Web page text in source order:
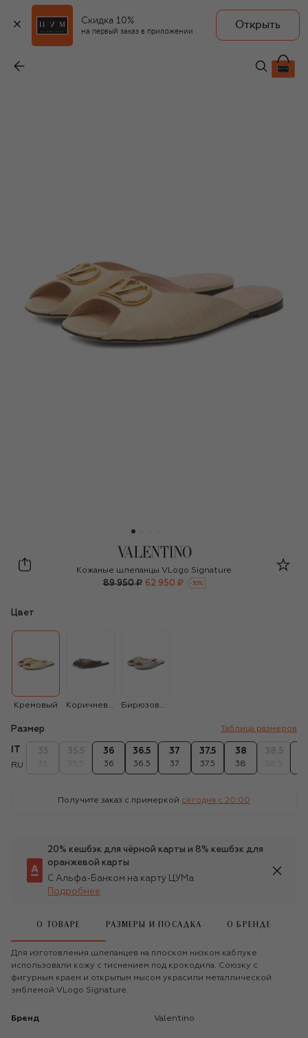
Скидка 10%
на первый заказ в приложении
Открыть
62 950 ₽
Valentino
Кожаные шлепанцы VLogo Signature
89 950 ₽ 62 950 ₽ -30%
Цвет
Кремовый Коричневый Бирюзовый
Размер Таблица размеров
RU
36
36
36.5
36.5
37
37
37.5
37.5
38
38
Получите заказ с примеркой сегодня c 20:00
20% кешбэк для чёрной карты и 8% кешбэк для
оранжевой карты
С Альфа-Банком на карту ЦУМа
Подробнее
О ТОВАРЕ РАЗМЕРЫ И ПОСАДКА О БРЕНДЕ
Для изготовления шлепанцев на плоском низком каблуке
использовали кожу с тиснением под крокодила. Союзку с
фигурным краем и открытым мысом украсили металлической
эмблемой VLogo Signature.
Бренд Valentino